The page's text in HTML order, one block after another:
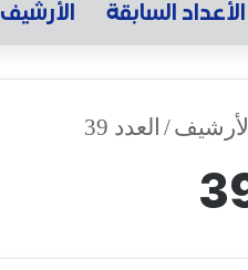
الأعداد السابقة الأرشيف
الأرشيف/ العدد 39